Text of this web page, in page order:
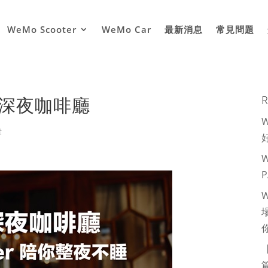
WeMo Scooter WeMo Car 最新消息 常見問題
夜咖啡廳